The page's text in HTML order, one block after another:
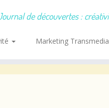
de découvertes :
Marketing Transmedia